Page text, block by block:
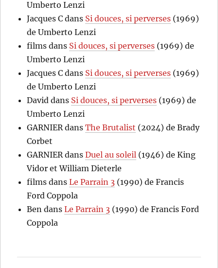
Umberto Lenzi
Jacques C dans Si douces, si perverses (1969)
de Umberto Lenzi
films dans Si douces, si perverses (1969) de
Umberto Lenzi
Jacques C dans Si douces, si perverses (1969)
de Umberto Lenzi
David dans Si douces, si perverses (1969) de
Umberto Lenzi
GARNIERdansThe Brutalist (2024) de Brady
Corbet
GARNIERdansDuel au soleil (1946) de King
Vidor et William Dieterle
films dansLe Parrain 3 (1990) de Francis
Ford Coppola
Ben dansLe Parrain 3 (1990) de Francis Ford
Coppola